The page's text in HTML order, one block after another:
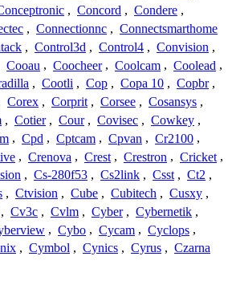
, Concord , Condere ,
, Connectionnc , Connectsmarthome
, Control3d , Control4 , Convision ,
Cooau , Coocheer , Coolcam , Coolead ,
, Cootli , Cop , Copa 10 , Copbr ,
Corex , Corprit , Corsee , Cosansys ,
, Cotier , Cour , Covisec , Cowkey ,
, Cpd , Cptcam , Cpvan , Cr2100 ,
, Crenova , Crest , Crestron , Cricket ,
, Cs-280f53 , Cs2link , Csst , Ct2 ,
, Ctvision , Cube , Cubitech , Cusxy ,
, Cv3c , Cvlm , Cyber , Cybernetik ,
, Cybo , Cycam , Cyclops ,
, Cymbol , Cynics , Cyrus , Czarna